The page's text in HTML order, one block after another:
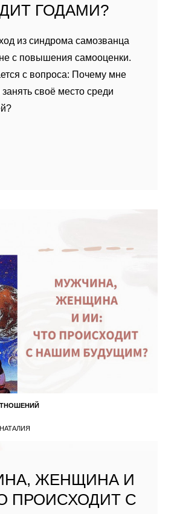
ГОДАМИ?
из синдрома самозванца
с повышения самооценки.
с вопроса: Почему мне
своё место среди
ЖЕНЩИНА И
ПРОИСХОДИТ С